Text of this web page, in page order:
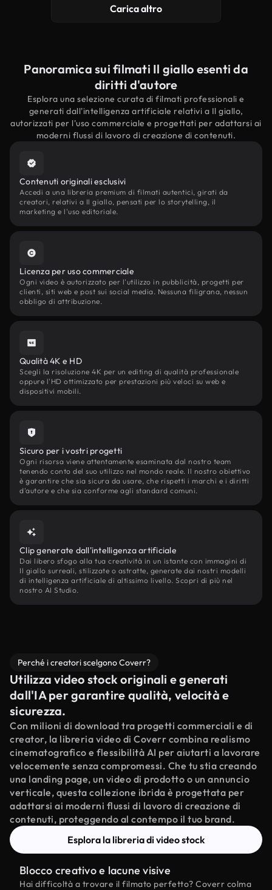
Carica altro
Panoramica sui filmati Il giallo esenti da
diritti d'autore
Esplora una selezione curata di filmati professionali e
generati dall'intelligenza artificiale relativi a Il giallo,
autorizzati per l'uso commerciale e progettati per adattarsi ai
moderni flussi di lavoro di creazione di contenuti.
Contenuti originali esclusivi
Accedi a una libreria premium di filmati autentici, girati da
creatori, relativi a Il giallo, pensati per lo storytelling, il
marketing e l'uso editoriale.
Licenza per uso commerciale
Ogni video è autorizzato per l'utilizzo in pubblicità, progetti per
clienti, siti web e post sui social media. Nessuna filigrana, nessun
obbligo di attribuzione.
Qualità 4K e HD
Scegli la risoluzione 4K per un editing di qualità professionale
oppure l'HD ottimizzato per prestazioni più veloci su web e
dispositivi mobili.
Sicuro per i vostri progetti
Ogni risorsa viene attentamente esaminata dal nostro team
tenendo conto del suo utilizzo nel mondo reale. Il nostro obiettivo
è garantire che sia sicura da usare, che rispetti i marchi e i diritti
d'autore e che sia conforme agli standard comuni.
Clip generate dall'intelligenza artificiale
Dai libero sfogo alla tua creatività in un istante con immagini di
Il giallo surreali, stilizzate o astratte, generate dai nostri modelli
di intelligenza artificiale di altissimo livello. Scopri di più nel
nostro AI Studio.
Perché i creatori scelgono Coverr?
Utilizza video stock originali e generati
dall'IA per garantire qualità, velocità e
sicurezza.
Con milioni di download tra progetti commerciali e di
creator, la libreria video di Coverr combina realismo
cinematografico e flessibilità AI per aiutarti a lavorare
velocemente senza compromessi. Che tu stia creando
una landing page, un video di prodotto o un annuncio
verticale, questa collezione ibrida è progettata per
adattarsi ai moderni flussi di lavoro di creazione di
contenuti, proteggendo al contempo il tuo brand.
Esplora la libreria di video stock
Blocco creativo e lacune visive
Hai difficoltà a trovare il filmato perfetto? Coverr colma